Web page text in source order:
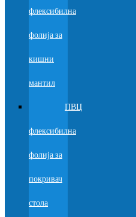
флексибилна
фолија за
кишни
мантил
ПВЦ
флексибилна
фолија за
покривач
стола